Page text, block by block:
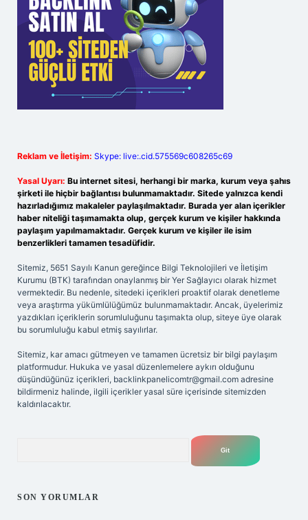
Reklam ve İletişim: Skype: live:.cid.575569c608265c69
Yasal Uyarı: Bu internet sitesi, herhangi bir marka, kurum veya şahıs
şirketi ile hiçbir bağlantısı bulunmamaktadır. Sitede yalnızca kendi
hazırladığımız makaleler paylaşılmaktadır. Burada yer alan içerikler
haber niteliği taşımamakta olup, gerçek kurum ve kişiler hakkında
paylaşım yapılmamaktadır. Gerçek kurum ve kişiler ile isim
benzerlikleri tamamen tesadüfidir.
Sitemiz, 5651 Sayılı Kanun gereğince Bilgi Teknolojileri ve İletişim
Kurumu (BTK) tarafından onaylanmış bir Yer Sağlayıcı olarak hizmet
vermektedir. Bu nedenle, sitedeki içerikleri proaktif olarak denetleme
veya araştırma yükümlülüğümüz bulunmamaktadır. Ancak, üyelerimiz
yazdıkları içeriklerin sorumluluğunu taşımakta olup, siteye üye olarak
bu sorumluluğu kabul etmiş sayılırlar.
Sitemiz, kar amacı gütmeyen ve tamamen ücretsiz bir bilgi paylaşım
platformudur. Hukuka ve yasal düzenlemelere aykırı olduğunu
düşündüğünüz içerikleri, backlinkpanelicomtr@gmail.com adresine
bildirmeniz halinde, ilgili içerikler yasal süre içerisinde sitemizden
kaldırılacaktır.
SON YORUMLAR